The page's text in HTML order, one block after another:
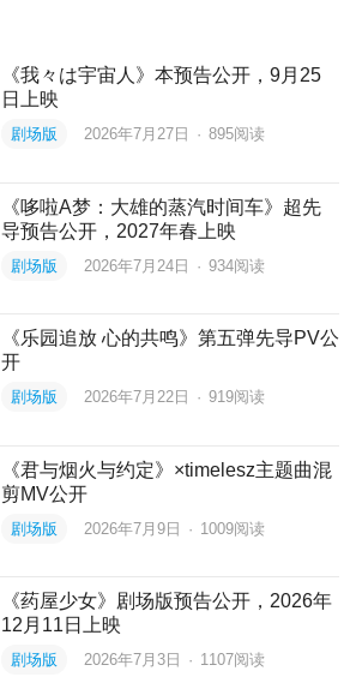
《我々は宇宙人》本预告公开，9月25
日上映
剧场版 2026年7月27日 · 895阅读
《哆啦A梦：大雄的蒸汽时间车》超先
导预告公开，2027年春上映
剧场版 2026年7月24日 · 934阅读
《乐园追放 心的共鸣》第五弹先导PV公
开
剧场版 2026年7月22日 · 919阅读
《君与烟火与约定》×timelesz主题曲混
剪MV公开
剧场版 2026年7月9日 · 1009阅读
《药屋少女》剧场版预告公开，2026年
12月11日上映
剧场版 2026年7月3日 · 1107阅读